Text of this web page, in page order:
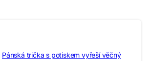
Pánská trička s potiskem vyřeší věčný